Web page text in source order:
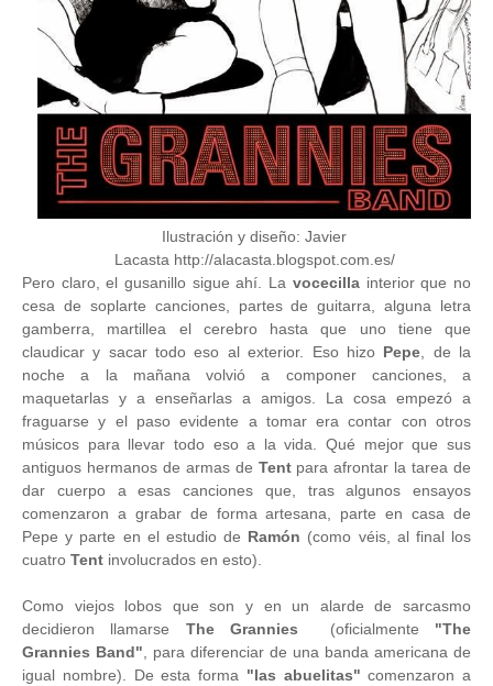
Ilustración y diseño: Javier
Lacasta http://alacasta.blogspot.com.es/
Pero claro, el gusanillo sigue ahí. La vocecilla interior que no
cesa de soplarte canciones, partes de guitarra, alguna letra
gamberra, martillea el cerebro hasta que uno tiene que
claudicar y sacar todo eso al exterior. Eso hizo Pepe, de la
noche a la mañana volvió a componer canciones, a
maquetarlas y a enseñarlas a amigos. La cosa empezó a
fraguarse y el paso evidente a tomar era contar con otros
músicos para llevar todo eso a la vida. Qué mejor que sus
antiguos hermanos de armas de Tent para afrontar la tarea de
dar cuerpo a esas canciones que, tras algunos ensayos
comenzaron a grabar de forma artesana, parte en casa de
Pepe y parte en el estudio de Ramón (como véis, al final los
cuatro Tent involucrados en esto).
Como viejos lobos que son y en un alarde de sarcasmo
decidieron llamarse The Grannies (oficialmente "The
Grannies Band", para diferenciar de una banda americana de
igual nombre). De esta forma "las abuelitas" comenzaron a